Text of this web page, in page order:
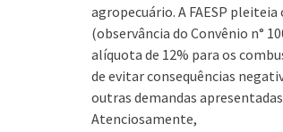
agropecuário. A FAESP
(observância do Convênio n°
alíquota de 12% para os
de evitar consequências
outras demandas
Atenciosamente,